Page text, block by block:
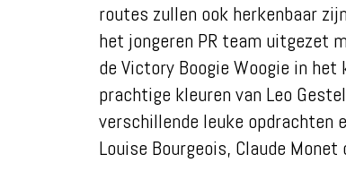
routes zullen ook herkenbaar
het jongeren PR team uitgezet
de Victory Boogie Woogie in
prachtige kleuren van Leo
verschillende leuke opdrachten
Louise Bourgeois, Claude